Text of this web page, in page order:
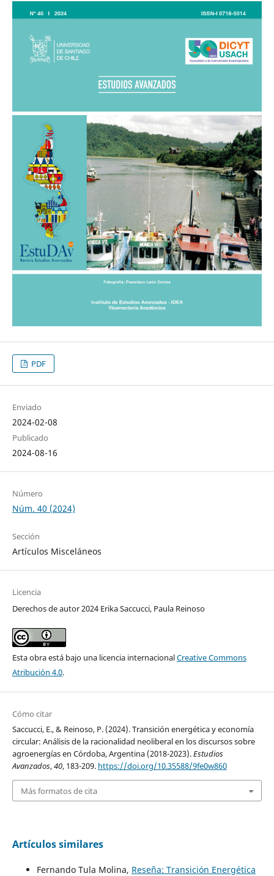
PDF
Enviado
2024-02-08
Publicado
2024-08-16
Número
Núm. 40 (2024)
Sección
Artículos Misceláneos
Licencia
Derechos de autor 2024 Erika Saccucci, Paula Reinoso
Esta obra está bajo una licencia internacionalCreative Commons
Atribución 4.0.
Cómo citar
Saccucci, E., & Reinoso, P. (2024). Transición energética y economía
circular: Análisis de la racionalidad neoliberal en los discursos sobre
agroenergías en Córdoba, Argentina (2018-2023).Estudios
Avanzados,40, 183-209. https://doi.org/10.35588/9fe0w860
Más formatos de cita
Artículos similares
Fernando Tula Molina, Reseña: Transición Energética